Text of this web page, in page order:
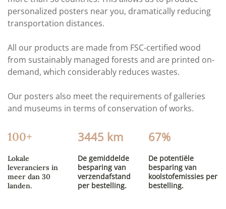
personalized posters near you, dramatically reducing
transportation distances.
All our products are made from FSC-certified wood
from sustainably managed forests and are printed on-
demand, which considerably reduces wastes.
Our posters also meet the requirements of galleries
and museums in terms of conservation of works.
100+
Lokale
leveranciers in
meer dan 30
landen.
3445 km
De gemiddelde
besparing van
verzendafstand
per bestelling.
67%
De potentiële
besparing van
koolstofemissies per
bestelling.